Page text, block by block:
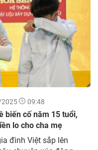
09:48
biến cố năm 15 tuổi,
lo cho cha mẹ
đình Việt sắp lên